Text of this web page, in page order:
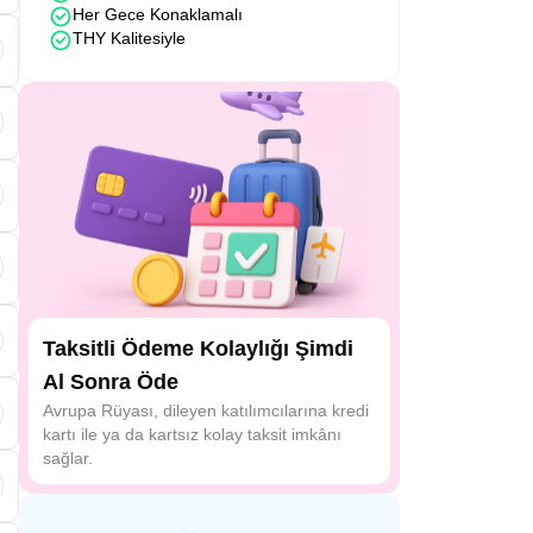
Her Gece Konaklamalı
THY Kalitesiyle
Taksitli Ödeme Kolaylığı Şimdi
Al Sonra Öde
Avrupa Rüyası, dileyen katılımcılarına kredi
kartı ile ya da kartsız kolay taksit imkânı
sağlar.